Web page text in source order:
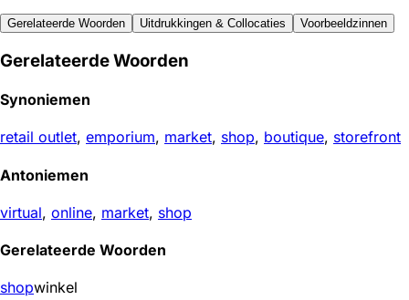
Gerelateerde Woorden Uitdrukkingen & Collocaties Voorbeeldzinnen
Gerelateerde Woorden
Synoniemen
retail outlet, emporium, market, shop, boutique, storefront
Antoniemen
virtual, online, market, shop
Gerelateerde Woorden
shopwinkel